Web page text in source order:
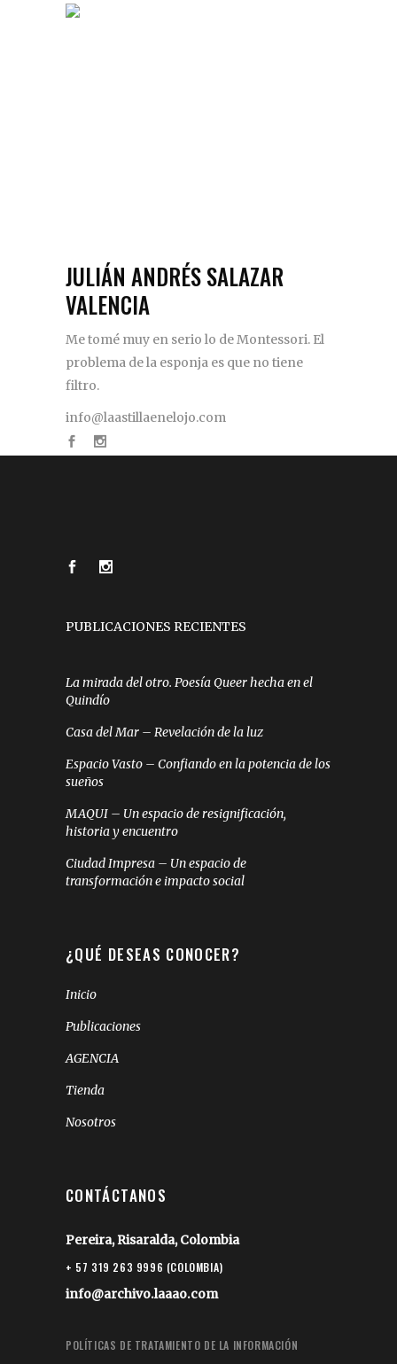
JULIÁN ANDRÉS SALAZAR
VALENCIA
Me tomé muy en serio lo de Montessori. El
problema de la esponja es que no tiene
filtro.
info@laastillaenelojo.com
PUBLICACIONES RECIENTES
La mirada del otro. Poesía Queer hecha en el
Quindío
Casa del Mar – Revelación de la luz
Espacio Vasto – Confiando en la potencia de los
sueños
MAQUI – Un espacio de resignificación,
historia y encuentro
Ciudad Impresa – Un espacio de
transformación e impacto social
¿QUÉ DESEAS CONOCER?
Inicio
Publicaciones
AGENCIA
Tienda
Nosotros
CONTÁCTANOS
Pereira, Risaralda, Colombia
+ 57 319 263 9996 (COLOMBIA)
info@archivo.laaao.com
POLÍTICAS DE TRATAMIENTO DE LA INFORMACIÓN